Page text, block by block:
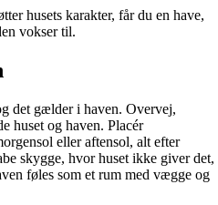
husets karakter, får du en have,
vokser til.
det gælder i haven. Overvej,
huset og haven. Placér
eller aftensol, alt efter
skygge, hvor huset ikke giver det,
føles som et rum med vægge og